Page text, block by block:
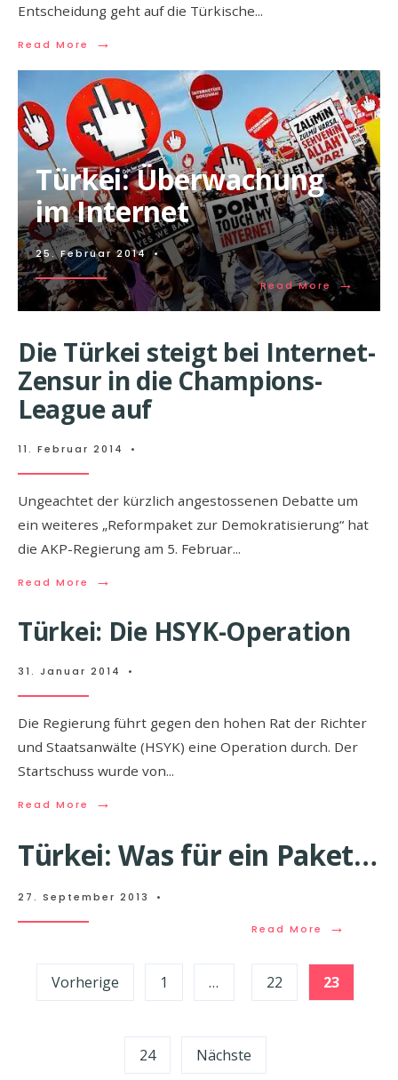
Entscheidung geht auf die Türkische...
Read More →
Türkei: Überwachung
im Internet
25. Februar 2014 •
Read More →
Die Türkei steigt bei Internet-
Zensur in die Champions-
League auf
11. Februar 2014 •
Ungeachtet der kürzlich angestossenen Debatte um
ein weiteres „Reformpaket zur Demokratisierung“ hat
die AKP-Regierung am 5. Februar...
Read More →
Türkei: Die HSYK-Operation
31. Januar 2014 •
Die Regierung führt gegen den hohen Rat der Richter
und Staatsanwälte (HSYK) eine Operation durch. Der
Startschuss wurde von...
Read More →
Türkei: Was für ein Paket…
27. September 2013 •
Read More →
Seitennummerierung
der
Beiträge
Vorherige 1 … 22 23
24 Nächste